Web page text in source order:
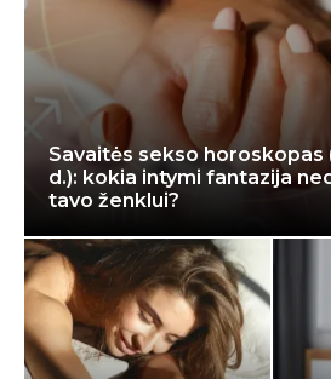
Savaitės sekso horoskopas
d.): kokia intymi fantazija
tavo ženklui?